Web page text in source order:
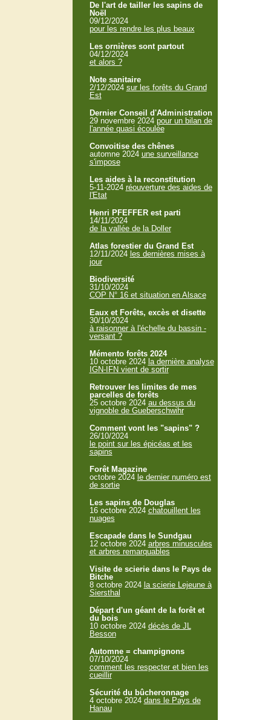
De l'art de tailler les sapins de
Noël
09/12/2024
pour les rendre les plus beaux
Les ornières sont partout
04/12/2024
et alors ?
Note sanitaire
2/12/2024 sur les forêts du Grand
Est
Dernier Conseil d'Administration
29 novembre 2024 pour un bilan de
l'année quasi écoulée
Convoitise des chênes
automne 2024 une surveillance
s'impose
Les aides à la reconstitution
5-11-2024 réouverture des aides de
l'Etat
Henri PFEFFER est parti
14/11/2024
de la vallée de la Doller
Atlas forestier du Grand Est
12/11/2024 les dernières mises à
jour
Biodiversité
31/10/2024
COP N° 16 et situation en Alsace
Eaux et Forêts, excès et disette
30/10/2024
à raisonner à l'échelle du bassin -
versant ?
Mémento forêts 2024
10 octobre 2024 la dernière analyse
IGN-IFN vient de sortir
Retrouver les limites de mes
parcelles de forêts
25 octobre 2024 au dessus du
vignoble de Gueberschwihr
Comment vont les "sapins" ?
26/10/2024
le point sur les épicéas et les
sapins
Forêt Magazine
octobre 2024 le dernier numéro est
de sortie
Les sapins de Douglas
16 octobre 2024 chatouillent les
nuages
Escapade dans le Sundgau
12 octobre 2024 arbres minuscules
et arbres remarquables
Visite de scierie dans le Pays de
Bitche
8 octobre 2024 la scierie Lejeune à
Siersthal
Départ d'un géant de la forêt et
du bois
10 octobre 2024 décès de JL
Besson
Automne = champignons
07/10/2024
comment les respecter et bien les
cueillir
Sécurité du bûcheronnage
4 octobre 2024 dans le Pays de
Hanau